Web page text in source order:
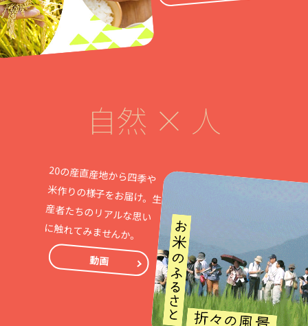
自然 × 人
20の産直産地から四季や
米作りの様子をお届け。生
産者たちのリアルな思い
に触れてみませんか。
動画